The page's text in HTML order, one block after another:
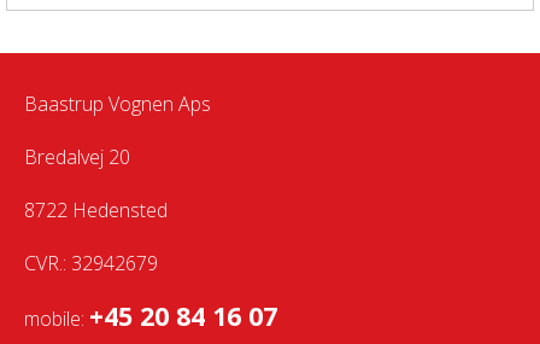
Baastrup Vognen Aps
Bredalvej 20
8722 Hedensted
CVR.: 32942679
mobile: +45 20 84 16 07